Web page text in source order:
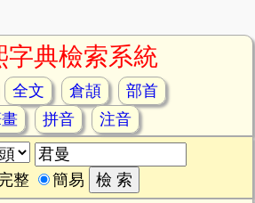
字典檢索系統
全文 倉頡
部首
拼音
注音
整
簡易